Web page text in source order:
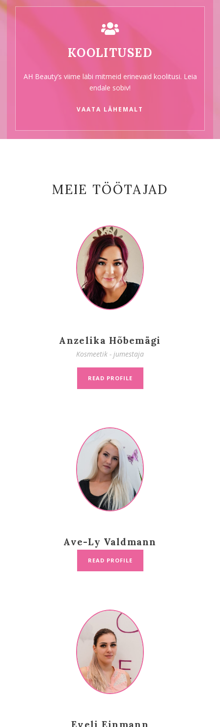
KOOLITUSED
AH Beauty’s viime läbi mitmeid erinevaid koolitusi. Leia
endale sobiv!
VAATA LÄHEMALT
MEIE TÖÖTAJAD
Anzelika Hõbemägi
Kosmeetik - jumestaja
READ PROFILE
Ave-Ly Valdmann
READ PROFILE
Eveli Einmann